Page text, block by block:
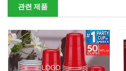
관련 제품